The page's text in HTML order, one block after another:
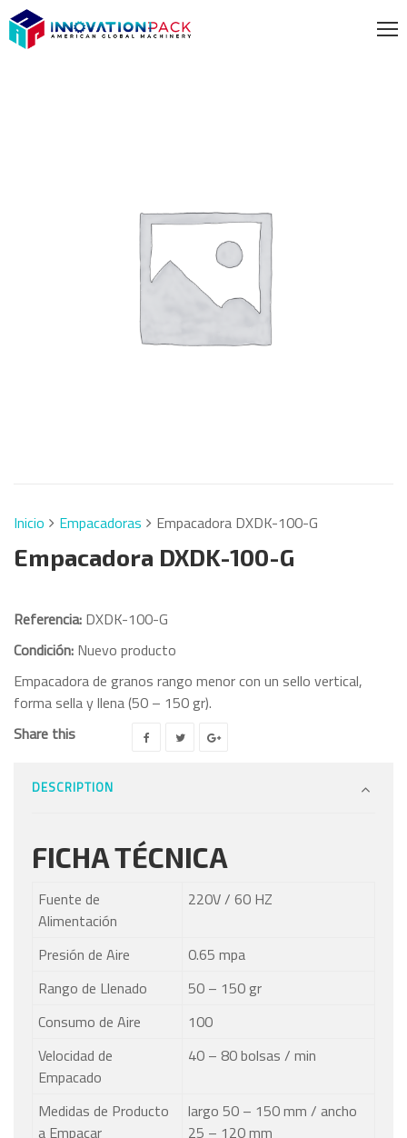
Inicio Empacadoras Empacadora DXDK-100-G
Empacadora DXDK-100-G
Referencia: DXDK-100-G
Condición: Nuevo producto
Empacadora de granos rango menor con un sello vertical,
forma sella y llena (50 – 150 gr).
Share this
DESCRIPTION
FICHA TÉCNICA
Fuente de
Alimentación
220V / 60 HZ
Presión de Aire
0.65 mpa
Rango de Llenado
50 – 150 gr
Consumo de Aire
100
Velocidad de
Empacado
40 – 80 bolsas / min
Medidas de Producto
a Empacar
largo 50 – 150 mm / ancho
25 – 120 mm